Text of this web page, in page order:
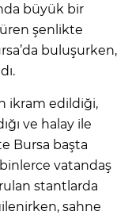
büyük bir
şenlikte
buluşurken,
ikram edildiği,
ve halay ile
Bursa başta
vatandaş
stantlarda
sahne